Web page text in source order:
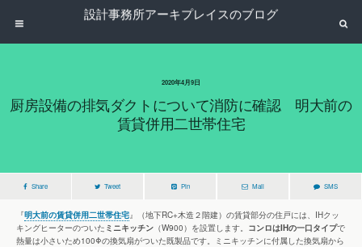
設計事務所アーキプレイスのブログ
2020年4月9日
厨房設備の排気ダクトについて消防に確認 明大前の
賃貸併用二世帯住宅
Share Tweet Pin Mail SMS
『明大前の賃貸併用二世帯住宅』（地下RC+木造２階建）の賃貸部分の住戸には、IHクッ
キングヒーターのついた ミニキッチン （W900）を設置します。 コンロはIHの一口タイプで
熱量は小さいため100Φの換気扇がついた既製品です。ミニキッチンに付属した換気扇から